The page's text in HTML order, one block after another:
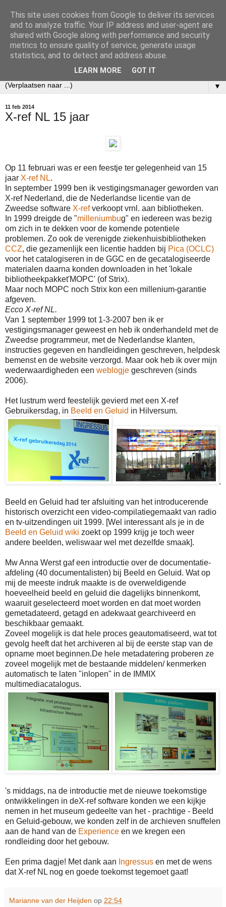
Ecobibl
Weblog over mijn werk als informatiespecialist bij het
Nederlands Instituut voor Ecologie (NIOO-KNAW).
▼
11 feb 2014
X-ref NL 15 jaar
Op 11 februari was er een feestje ter gelegenheid van 15
jaar X-ref NL.
In september 1999 ben ik vestigingsmanager geworden van
X-ref Nederland, die de Nederlandse licentie van de
Zweedse software X-refverkoopt vrnl. aan bibliotheken.
In 1999 dreigde de "milleniumbug" en iedereen was bezig
om zich in te dekken voor de komende potentiele
problemen. Zo ook de verenigde ziekenhuisbibliotheken
CCZ, die gezamenlijk een licentie hadden bij Pica (OCLC)
voor het catalogiseren in de GGC en de gecatalogiseerde
materialen daarna konden downloaden in het 'lokale
bibliotheekpakket'MOPC' (of Strix).
Maar noch MOPC noch Strix kon een millenium-garantie
afgeven.
Ecco X-ref NL.
Van 1 september 1999 tot 1-3-2007 ben ik er
vestigingsmanager geweest en heb ik onderhandeld met de
Zweedse programmeur, met de Nederlandse klanten,
instructies gegeven en handleidingen geschreven, helpdesk
bemenst en de website verzorgd. Maar ook heb ik over mijn
wederwaardigheden een weblogje geschreven (sinds
2006).
Het lustrum werd feestelijk gevierd met een X-ref
Gebruikersdag, in Beeld en Geluid in Hilversum.
.
Beeld en Geluid had ter afsluiting van het introducerende
historisch overzicht een video-compilatiegemaakt van radio
en tv-uitzendingen uit 1999. [Wel interessant als je in de
Beeld en Geluid wiki zoekt op 1999 krijg je toch weer
andere beelden, weliswaar wel met dezelfde smaak].
Mw Anna Werst gaf een introductie over de documentatie-
afdeling (40 documentalisten) bij Beeld en Geluid. Wat op
mij de meeste indruk maakte is de overweldigende
hoeveelheid beeld en geluid die dagelijks binnenkomt,
waaruit geselecteerd moet worden en dat moet worden
gemetadateerd, getagd en adekwaat gearchiveerd en
beschikbaar gemaakt.
Zoveel mogelijk is dat hele proces geautomatiseerd, wat tot
gevolg heeft dat het archiveren al bij de eerste stap van de
opname moet beginnen.De hele metadatering proberen ze
zoveel mogelijk met de bestaande middelen/ kenmerken
automatisch te laten "inlopen" in de IMMIX
multimediacatalogus.
's middags, na de introductie met de nieuwe toekomstige
ontwikkelingen in deX-ref software konden we een kijkje
nemen in het museum gedeelte van het - prachtige - Beeld
en Geluid-gebouw, we konden zelf in de archieven snuffelen
aan de hand van de Experience en we kregen een
rondleiding door het gebouw.
Een prima dagje! Met dank aan Ingressus en met de wens
dat X-ref NL nog en goede toekomst tegemoet gaat!
Marianne van der Heijden op 22:54
This site uses cookies from Google to deliver its services
and to analyze traffic. Your IP address and user-agent are
shared with Google along with performance and security
metrics to ensure quality of service, generate usage
statistics, and to detect and address abuse.
LEARN MORE GOT IT